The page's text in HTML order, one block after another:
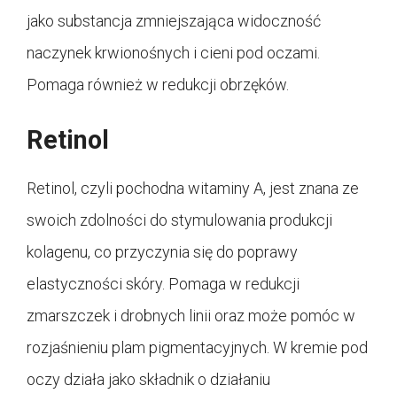
jako substancja zmniejszająca widoczność
naczynek krwionośnych i cieni pod oczami.
Pomaga również w redukcji obrzęków.
Retinol
Retinol, czyli pochodna witaminy A, jest znana ze
swoich zdolności do stymulowania produkcji
kolagenu, co przyczynia się do poprawy
elastyczności skóry. Pomaga w redukcji
zmarszczek i drobnych linii oraz może pomóc w
rozjaśnieniu plam pigmentacyjnych. W kremie pod
oczy działa jako składnik o działaniu